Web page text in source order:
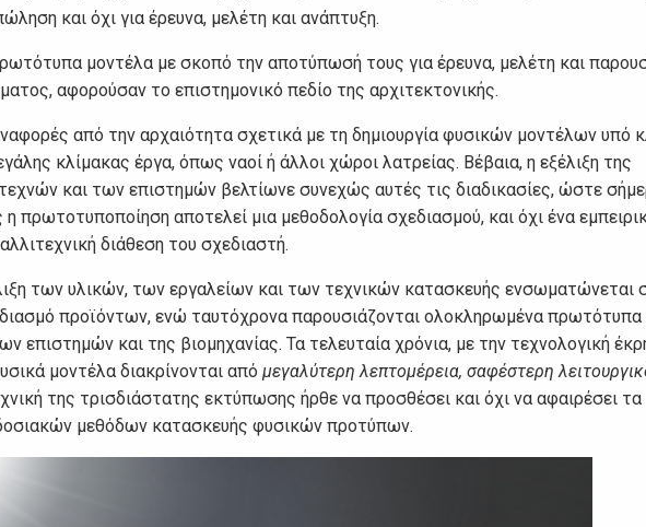
και όχι για έρευνα, μελέτη και ανάπτυξη.
μοντέλα με σκοπό την αποτύπωσή τους για έρευνα, μελέτη και
αφορούσαν το επιστημονικό πεδίο της αρχιτεκτονικής.
από την αρχαιότητα σχετικά με τη δημιουργία φυσικών μοντέλων υπό
κλίμακας έργα, όπως ναοί ή άλλοι χώροι λατρείας. Βέβαια, η εξέλιξη της
και των επιστημών βελτίωνε συνεχώς αυτές τις διαδικασίες, ώστε
πρωτοτυποποίηση αποτελεί μια μεθοδολογία σχεδιασμού, και όχι ένα
διάθεση του σχεδιαστή.
των υλικών, των εργαλείων και των τεχνικών κατασκευής ενσωματώνεται
προϊόντων, ενώ ταυτόχρονα παρουσιάζονται ολοκληρωμένα
επιστημών και της βιομηχανίας. Τα τελευταία χρόνια, με την τεχνολογική
μοντέλα διακρίνονται από μεγαλύτερη λεπτομέρεια, σαφέστερη
της τρισδιάστατης εκτύπωσης ήρθε να προσθέσει και όχι να αφαιρέσει τα
μεθόδων κατασκευής φυσικών προτύπων.